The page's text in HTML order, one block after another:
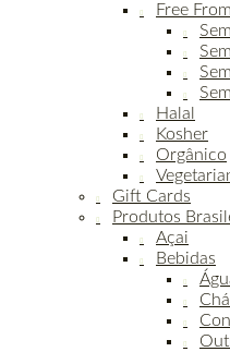
Free From
Halal
Kosher
Orgânico
Gift Cards
Produtos
Açai
Bebidas